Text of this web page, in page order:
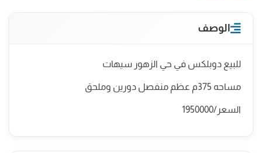
الوصف
للبيع دوبلكس في حي الزهور سيهات
مساحه 375م عظم منفصل دورين وملحق
السعر/1950000